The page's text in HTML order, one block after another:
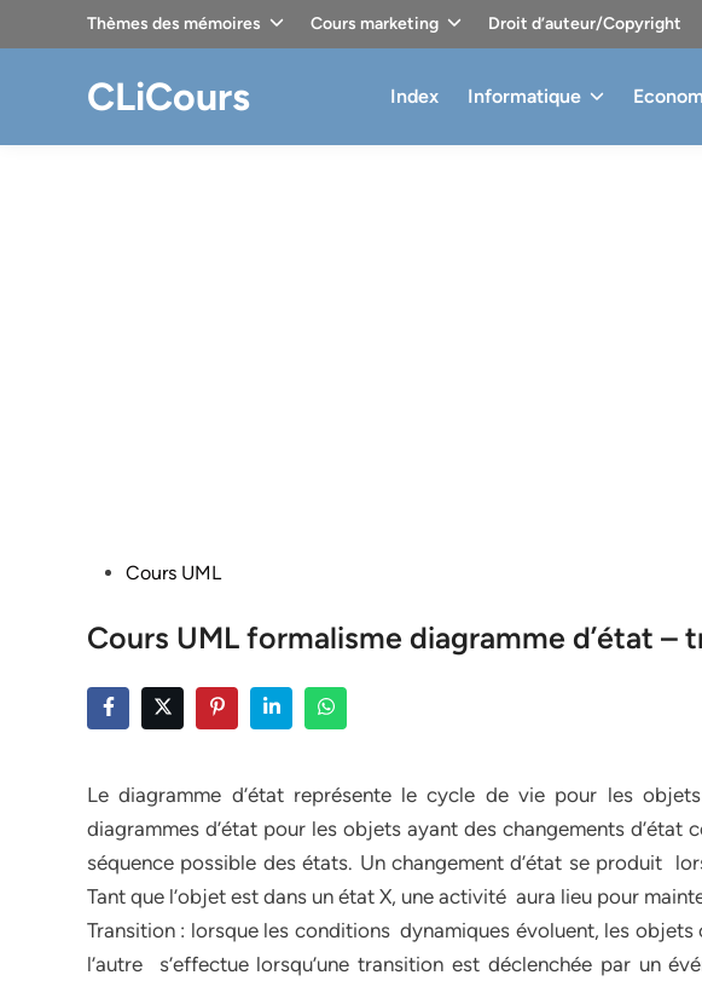
Thèmes des mémoires Cours marketing Droit d’auteur/Copyright
CLiCours Index Informatique
PostedCours UML
Cours UML formalisme diagramme d’état –
Le diagramme d’état représente le cycle de vie pour les
diagrammes d’état pour les objets ayant des changements d’état
séquence possible des états. Un changement d’état se produit
Tant que l’objet est dans un état X, une activité aura lieu pour
Transition : lorsque les conditions dynamiques évoluent, les objets
l’autre s’effectue lorsqu’une transition est déclenchée par un